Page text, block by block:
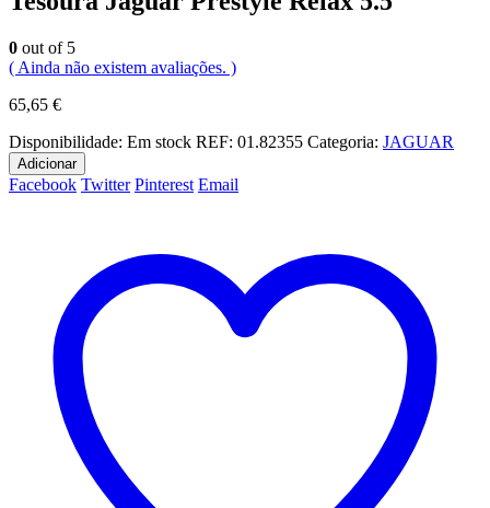
0 out of 5
( Ainda não existem avaliações. )
65,65 €
Disponibilidade: Em stock REF: 01.82355 Categoria: JAGUAR
Adicionar
Facebook Twitter Pinterest Email